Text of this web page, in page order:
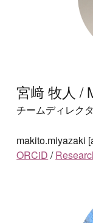
宮﨑 牧人 /
チームディレク
makito.miyazaki
ORCiD /